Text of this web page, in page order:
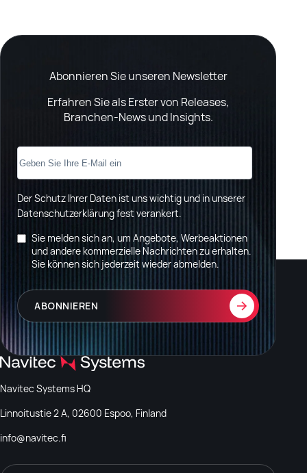
Abonnieren Sie unseren Newsletter
Erfahren Sie als Erster von Releases,
Branchen-News und Insights.
Der Schutz Ihrer Daten ist uns wichtig und in unserer
Datenschutzerklärung fest verankert.
Sie melden sich an, um Angebote, Werbeaktionen
und andere kommerzielle Nachrichten zu erhalten.
Sie können sich jederzeit wieder abmelden.
Navitec Systems HQ
Linnoitustie 2 A, 02600 Espoo, Finland
info@navitec.fi